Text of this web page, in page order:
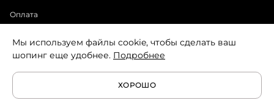
Оплата
Программа лояльности
Мы используем файлы cookie, чтобы сделать ваш
шопинг еще удобнее. Подробнее
ХОРОШО